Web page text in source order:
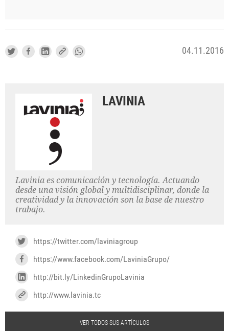
04.11.2016
LAVINIA
Lavinia es comunicación y tecnología. Actuando
desde una visión global y multidisciplinar, donde la
creatividad y la innovación son la base de nuestro
trabajo.
https://twitter.com/laviniagroup
https://www.facebook.com/LaviniaGrupo/
http://bit.ly/LinkedinGrupoLavinia
http://www.lavinia.tc
VER TODOS SUS ARTÍCULOS